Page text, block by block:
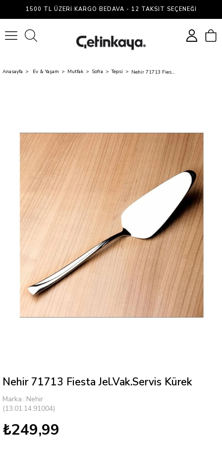
1500 TL ÜZERI KARGO BEDAVA - 12 TAKSIT SEÇENEĞI
Anasayfa Ev & Yaşam Mutfak Sofra Tepsi Nehir 71713 Fiesta Jel.Vak.Servis Kürek
Nehir 71713 Fiesta Jel.Vak.Servis Kürek
Marka : Nehir
(13.01.14.91004)
₺249,99